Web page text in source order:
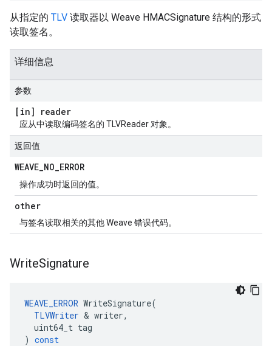
从指定的 TLV 读取器以 Weave HMACSignature 结构的形式
读取签名。
详细信息
参数
[in] reader
应从中读取编码签名的 TLVReader 对象。
返回值
WEAVE_NO_ERROR
操作成功时返回的值。
other
与签名读取相关的其他 Weave 错误代码。
WriteSignature
WEAVE_ERROR WriteSignature(
TLVWriter & writer,
uint64_t tag
) const